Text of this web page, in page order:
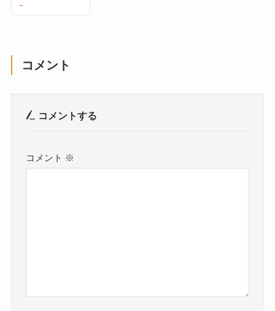
～
コメント
コメントする
コメント ※